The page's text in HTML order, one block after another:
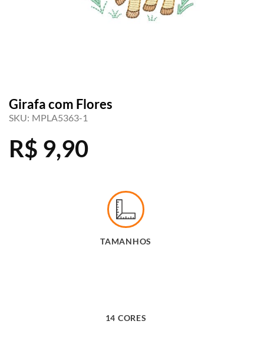
Girafa com Flores
SKU: MPLA5363-1
R$ 9,90
TAMANHOS